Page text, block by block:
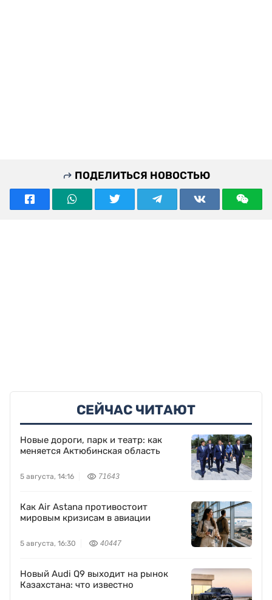
ПОДЕЛИТЬСЯ НОВОСТЬЮ
СЕЙЧАС ЧИТАЮТ
Новые дороги, парк и театр: как
меняется Актюбинская область
5 августа, 14:16 71643
Как Air Astana противостоит
мировым кризисам в авиации
5 августа, 16:30 40447
Новый Audi Q9 выходит на рынок
Казахстана: что известно